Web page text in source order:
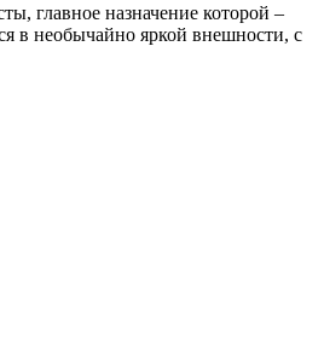
главное назначение которой –
в необычайно яркой внешности, с